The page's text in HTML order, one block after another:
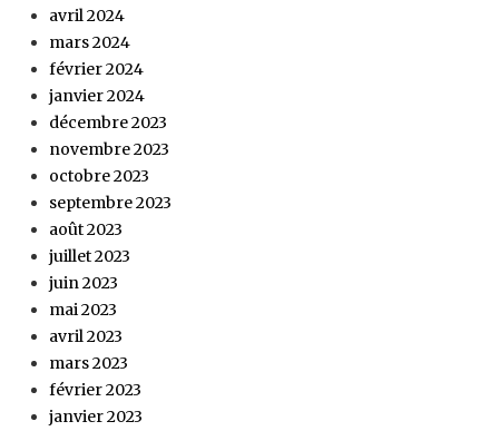
avril 2024
mars 2024
février 2024
janvier 2024
décembre 2023
novembre 2023
octobre 2023
septembre 2023
août 2023
juillet 2023
juin 2023
mai 2023
avril 2023
mars 2023
février 2023
janvier 2023